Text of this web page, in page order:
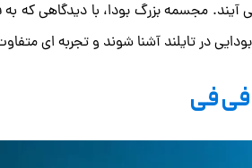
مجسمه بزرگ بودا، با دیدگاهی که به
در تایلند آشنا شوند و تجربه‌ ای
فی فی